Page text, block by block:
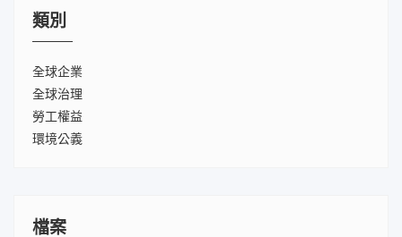
類別
全球企業
全球治理
勞工權益
環境公義
檔案